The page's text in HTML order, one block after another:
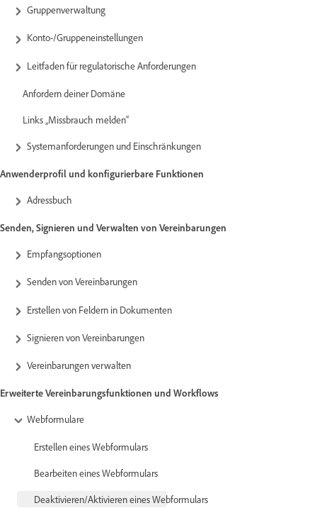
Gruppenverwaltung
Konto-/Gruppeneinstellungen
Leitfaden für regulatorische Anforderungen
Anfordern deiner Domäne
Links „Missbrauch melden“
Systemanforderungen und Einschränkungen
Anwenderprofil und konfigurierbare Funktionen
Adressbuch
Senden, Signieren und Verwalten von Vereinbarungen
Empfangsoptionen
Senden von Vereinbarungen
Erstellen von Feldern in Dokumenten
Signieren von Vereinbarungen
Vereinbarungen verwalten
Erweiterte Vereinbarungsfunktionen und Workflows
Webformulare
Erstellen eines Webformulars
Bearbeiten eines Webformulars
Deaktivieren/Aktivieren eines Webformulars